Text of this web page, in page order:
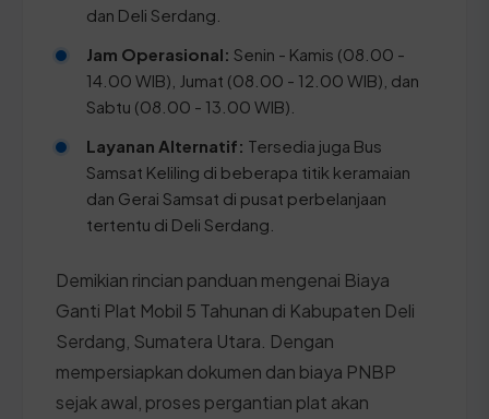
dan Deli Serdang.
Jam Operasional: Senin - Kamis (08.00 -
14.00 WIB), Jumat (08.00 - 12.00 WIB), dan
Sabtu (08.00 - 13.00 WIB).
Layanan Alternatif: Tersedia juga Bus
Samsat Keliling di beberapa titik keramaian
dan Gerai Samsat di pusat perbelanjaan
tertentu di Deli Serdang.
Demikian rincian panduan mengenai Biaya
Ganti Plat Mobil 5 Tahunan di Kabupaten Deli
Serdang, Sumatera Utara. Dengan
mempersiapkan dokumen dan biaya PNBP
sejak awal, proses pergantian plat akan